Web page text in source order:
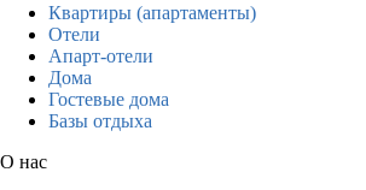
Квартиры (апартаменты)
Отели
Апарт-отели
Дома
Гостевые дома
Базы отдыха
О нас